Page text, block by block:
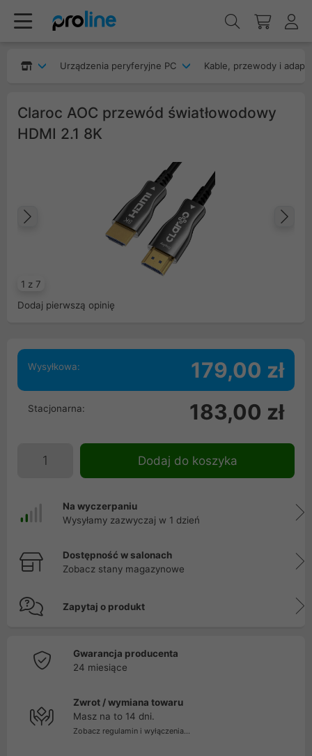
Urządzenia peryferyjne PC Kable, przewody i
Claroc AOC przewód światłowodowy
HDMI 2.1 8K
1 z 7
Poprzedni
Dodaj pierwszą opinię
Wysyłkowa: 179,00 zł
Stacjonarna: 183,00 zł
Dodaj do koszyka
Na wyczerpaniu
Wysyłamy zazwyczaj w 1 dzień
Dostępność w salonach
Zobacz stany magazynowe
Zapytaj o produkt
Gwarancja producenta
24 miesiące
Zwrot / wymiana towaru
Masz na to 14 dni.
Zobacz regulamin i wyłączenia...